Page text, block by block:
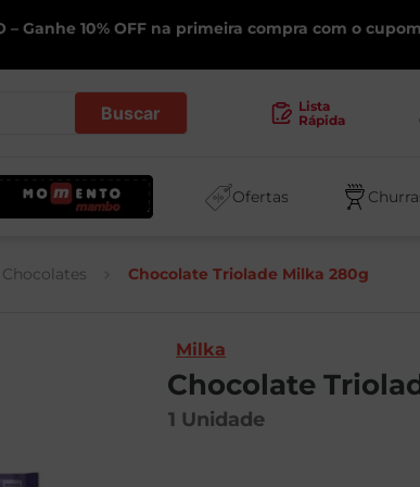
– Ganhe 10% OFF na primeira compra com o cupom
Lista
Rápida
Ofertas
Chocolate Triolade Milka 280g
Milka
Chocolate
1 Unidade